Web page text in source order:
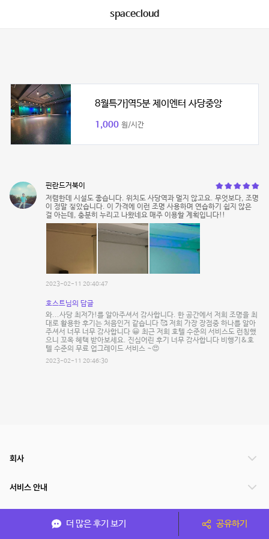
spacecloud
8월특가]역5분 제이엔터 사당중앙
1,000 원/시간
핀란드거북이
저렴한데 시설도 좋습니다. 위치도 사당역과 멀지 않고요. 무엇보다, 조명
이 정말 젛았습니다. 이 가격에 이런 조명 사용하며 연습하기 쉽지 않은
걸 아는데, 충분히 누리고 나왔네요 매주 이용할 계획입니다!!
2023-02-11 20:40:47
호스트님의 답글
와...사당 최저가!를 알아주셔서 감사합니다. 한 공간에서 저희 조명을 최
대로 활용한 후기는 처음인거 같습니다 🥰 저희 가장 장점중 하나를 알아
주셔서 너무 너무 감사합니다 😀 최근 저희 호텔 수준의 서비스도 런칭했
으니 꼬옥 혜택 받아보세요. 진심어린 후기 너무 감사합니다 비행기&호
텔 수준의 무료 업그레이드 서비스 ~😍
2023-02-11 20:46:30
더 많은 후기 보기 공유하기
회사
서비스 안내